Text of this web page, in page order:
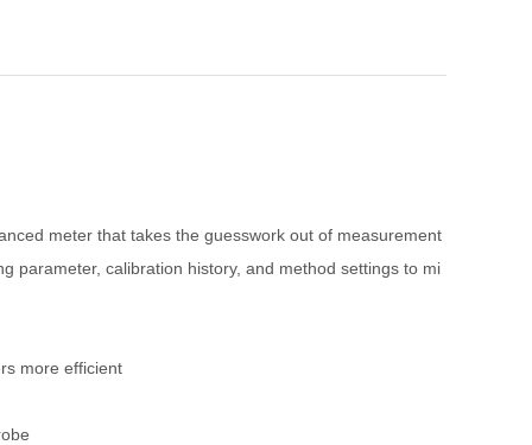
meter that takes the guesswork out of measurement
parameter, calibration history, and method settings to mi
more efficient